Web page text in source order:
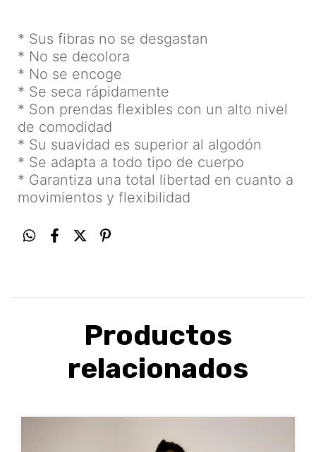
* Sus fibras no se desgastan
* No se decolora
* No se encoge
* Se seca rápidamente
* Son prendas flexibles con un alto nivel
de comodidad
* Su suavidad es superior al algodón
* Se adapta a todo tipo de cuerpo
* Garantiza una total libertad en cuanto a
movimientos y flexibilidad
Productos
relacionados